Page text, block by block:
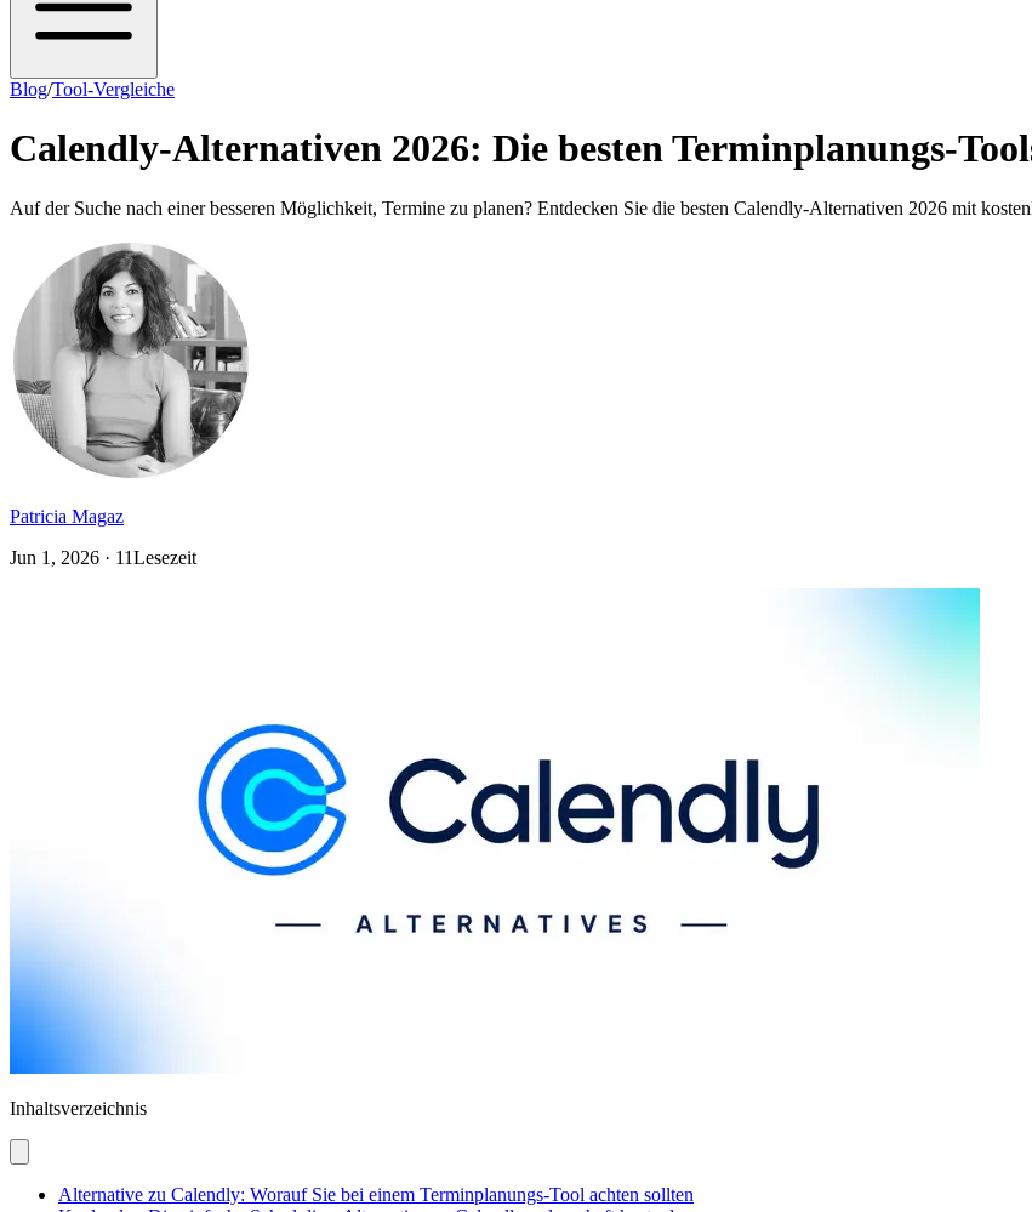
Blog/Tool-Vergleiche
Calendly-Alternativen 2026: Die besten Terminplanungs-
Auf der Suche nach einer besseren Möglichkeit, Termine zu planen? Entdecken Sie die besten Calendly-Alternativen 2026 mit
Patricia Magaz
Jun 1, 2026 · 11Lesezeit
Inhaltsverzeichnis
Alternative zu Calendly: Worauf Sie bei einem Terminplanungs-Tool achten sollten